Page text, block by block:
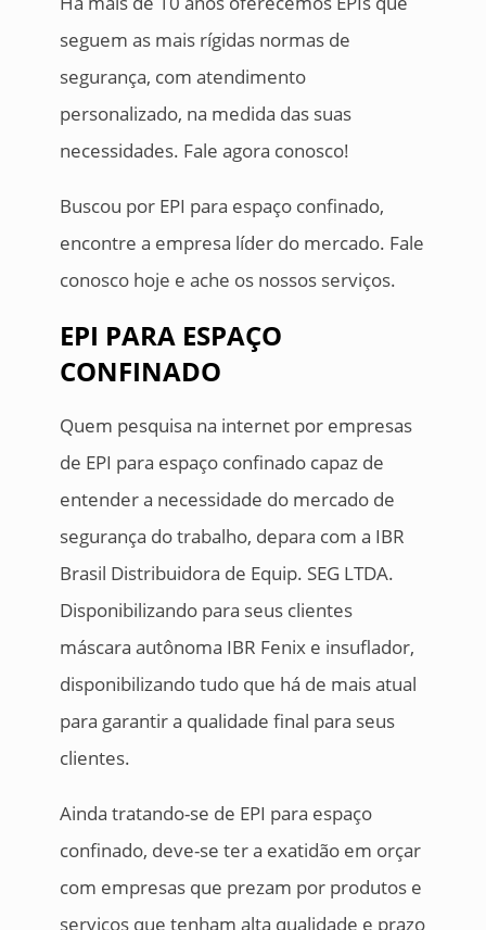
seguem as mais rígidas normas de
segurança, com atendimento
personalizado, na medida das suas
necessidades. Fale agora conosco!
Buscou por EPI para espaço confinado,
encontre a empresa líder do mercado. Fale
conosco hoje e ache os nossos serviços.
EPI PARA ESPAÇO
CONFINADO
Quem pesquisa na internet por empresas
de EPI para espaço confinado capaz de
entender a necessidade do mercado de
segurança do trabalho, depara com a IBR
Brasil Distribuidora de Equip. SEG LTDA.
Disponibilizando para seus clientes
máscara autônoma IBR Fenix e insuflador,
disponibilizando tudo que há de mais atual
para garantir a qualidade final para seus
clientes.
Ainda tratando-se de EPI para espaço
confinado, deve-se ter a exatidão em orçar
com empresas que prezam por produtos e
serviços que tenham alta qualidade e prazo